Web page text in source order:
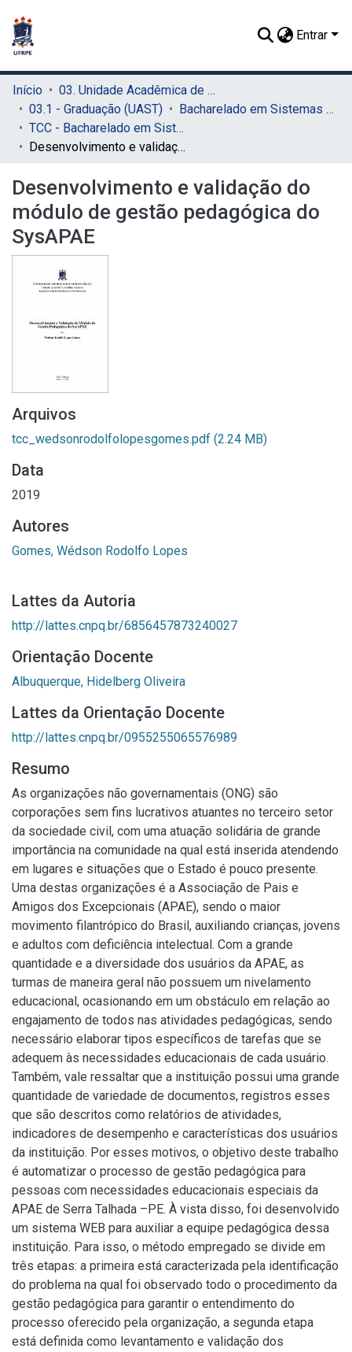
Entrar
Início
03. Unidade Acadêmica de Serra Talhada (UAST)
03.1 - Graduação (UAST)
Bacharelado em Sistemas de Informação (UAST)
TCC - Bacharelado em Sistemas de Informação (UAST)
Desenvolvimento e validação do módulo de gestão pedagógica do SysAPAE
Desenvolvimento e validação do
módulo de gestão pedagógica do
SysAPAE
Arquivos
tcc_wedsonrodolfolopesgomes.pdf (2.24 MB)
Data
2019
Autores
Gomes, Wédson Rodolfo Lopes
Lattes da Autoria
http://lattes.cnpq.br/6856457873240027
Orientação Docente
Albuquerque, Hidelberg Oliveira
Lattes da Orientação Docente
http://lattes.cnpq.br/0955255065576989
Resumo
As organizações não governamentais (ONG) são
corporações sem fins lucrativos atuantes no terceiro setor
da sociedade civil, com uma atuação solidária de grande
importância na comunidade na qual está inserida atendendo
em lugares e situações que o Estado é pouco presente.
Uma destas organizações é a Associação de Pais e
Amigos dos Excepcionais (APAE), sendo o maior
movimento filantrópico do Brasil, auxiliando crianças, jovens
e adultos com deficiência intelectual. Com a grande
quantidade e a diversidade dos usuários da APAE, as
turmas de maneira geral não possuem um nivelamento
educacional, ocasionando em um obstáculo em relação ao
engajamento de todos nas atividades pedagógicas, sendo
necessário elaborar tipos específicos de tarefas que se
adequem às necessidades educacionais de cada usuário.
Também, vale ressaltar que a instituição possui uma grande
quantidade de variedade de documentos, registros esses
que são descritos como relatórios de atividades,
indicadores de desempenho e características dos usuários
da instituição. Por esses motivos, o objetivo deste trabalho
é automatizar o processo de gestão pedagógica para
pessoas com necessidades educacionais especiais da
APAE de Serra Talhada –PE. À vista disso, foi desenvolvido
um sistema WEB para auxiliar a equipe pedagógica dessa
instituição. Para isso, o método empregado se divide em
três etapas: a primeira está caracterizada pela identificação
do problema na qual foi observado todo o procedimento da
gestão pedagógica para garantir o entendimento do
processo oferecido pela organização, a segunda etapa
está definida como levantamento e validação dos